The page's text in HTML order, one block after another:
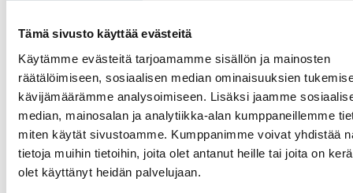
Tämä sivusto käyttää evästeitä
Käytämme evästeitä tarjoamamme sisällön ja mainosten
räätälöimiseen, sosiaalisen median ominaisuuksien
kävijämäärämme analysoimiseen. Lisäksi jaamme
median, mainosalan ja analytiikka-alan kumppaneillemme
miten käytät sivustoamme. Kumppanimme voivat yhdistää
tietoja muihin tietoihin, joita olet antanut heille tai joita on
olet käyttänyt heidän palvelujaan.
Hissit
Liukuportaat